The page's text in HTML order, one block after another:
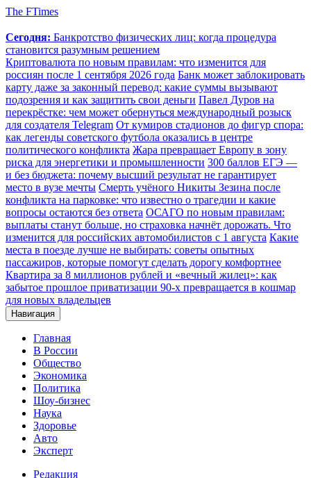
The FTimes
Сегодня: Банкротство физических лиц: когда процедура
становится разумным решением
Криптовалюта по новым правилам: что изменится для
россиян после 1 сентября 2026 года Банк может заблокировать
карту даже за законный перевод: какие суммы вызывают
подозрения и как защитить свои деньги Павел Дуров на
перекрёстке: чем может обернуться международный розыск
для создателя Telegram От кумиров стадионов до фигур спора:
как легенды советского футбола оказались в центре
политического конфликта Жара превращает Европу в зону
риска для энергетики и промышленности 300 баллов ЕГЭ —
и без бюджета: почему высший результат не гарантирует
место в вузе мечты Смерть учёного Никиты Зезина после
конфликта на парковке: что известно о трагедии и какие
вопросы остаются без ответа ОСАГО по новым правилам:
выплаты станут больше, но страховка начнёт дорожать. Что
изменится для российских автомобилистов с 1 августа Какие
места в поезде лучше не выбирать: советы опытных
пассажиров, которые помогут сделать дорогу комфортнее
Квартира за 8 миллионов рублей и «вечный жилец»: как
забытое прошлое приватизации 90-х превращается в кошмар
для новых владельцев
Навигация
Главная
В России
Общество
Экономика
Политика
Шоу-бизнес
Наука
Здоровье
Авто
Эксперт
Редакция